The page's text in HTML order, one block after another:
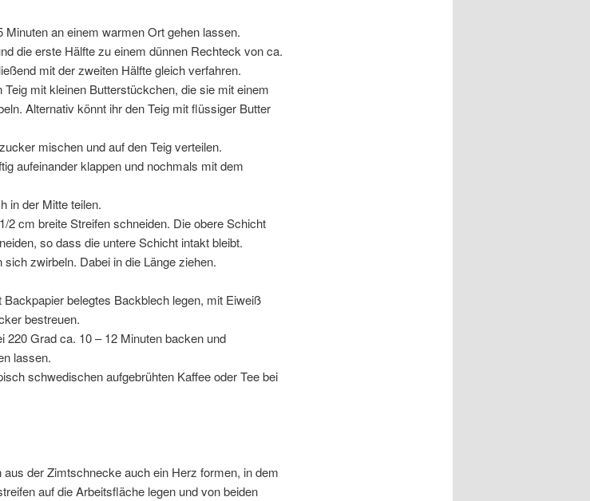
Minuten an einem warmen Ort gehen lassen.
die erste Hälfte zu einem dünnen Rechteck von ca.
mit der zweiten Hälfte gleich verfahren.
mit kleinen Butterstückchen, die sie mit einem
Alternativ könnt ihr den Teig mit flüssiger Butter
mischen und auf den Teig verteilen.
aufeinander klappen und nochmals mit dem
in der Mitte teilen.
2 cm breite Streifen schneiden. Die obere Schicht
so dass die untere Schicht intakt bleibt.
zwirbeln. Dabei in die Länge ziehen.
belegtes Backblech legen, mit Eiweiß
bestreuen.
220 Grad ca. 10 – 12 Minuten backen und
lassen.
schwedischen aufgebrühten Kaffee oder Tee bei
der Zimtschnecke auch ein Herz formen, in dem
auf die Arbeitsfläche legen und von beiden